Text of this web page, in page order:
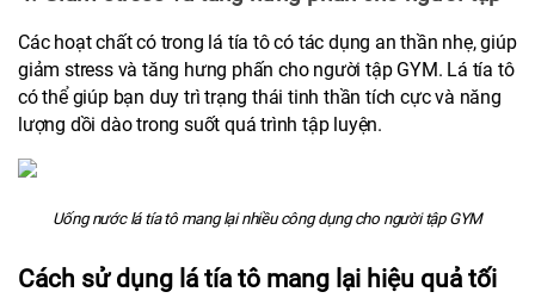
Các hoạt chất có trong lá tía tô có tác dụng an thần nhẹ, giúp
giảm stress và tăng hưng phấn cho người tập GYM. Lá tía tô
có thể giúp bạn duy trì trạng thái tinh thần tích cực và năng
lượng dồi dào trong suốt quá trình tập luyện.
Uống nước lá tía tô mang lại nhiều công dụng cho người tập GYM
Cách sử dụng lá tía tô mang lại hiệu quả tối